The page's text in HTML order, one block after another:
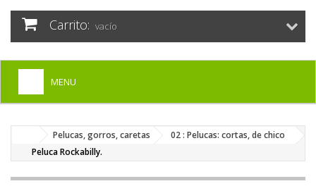
Carrito: vacío
MENU
DISFRACES PARA ADULTOS
+
Pelucas, gorros, caretas
02 : Pelucas: cortas, de chico
Peluca Rockabilly.